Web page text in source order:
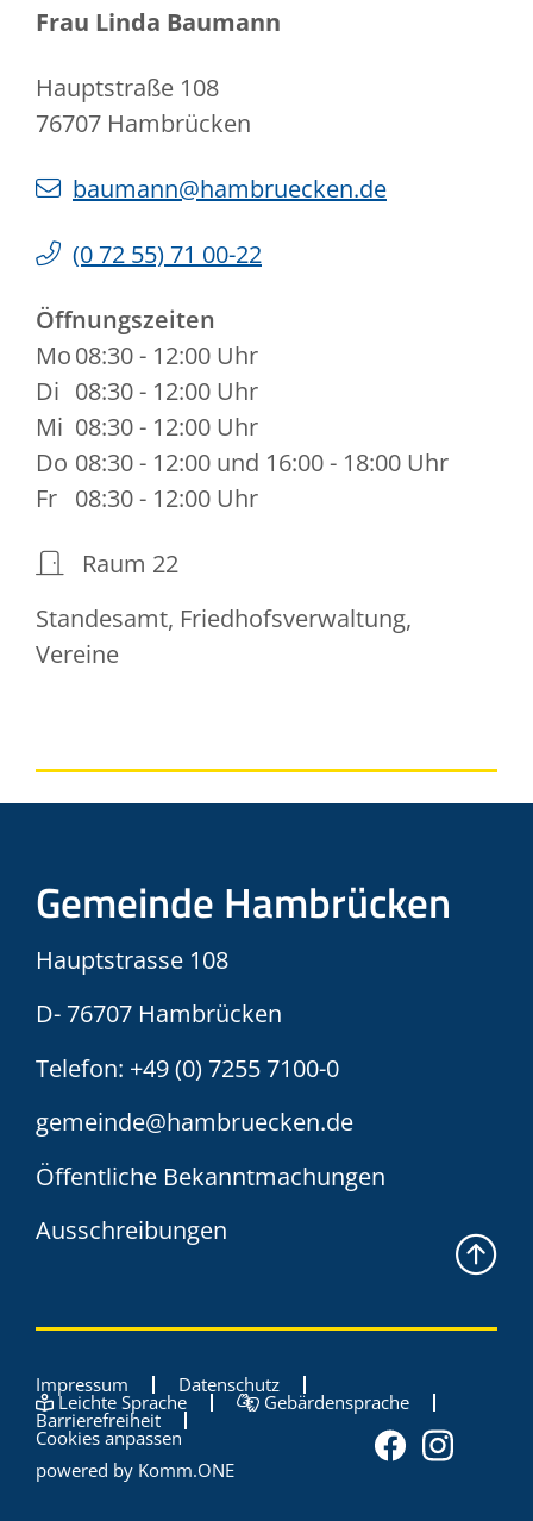
Frau Linda Baumann
Hauptstraße 108
76707 Hambrücken
baumann@hambruecken.de
(072 55) 71 00-22
Öffnungszeiten
Mo08:30 - 12:00 Uhr
Di 08:30 - 12:00 Uhr
Mi 08:30 - 12:00 Uhr
Do 08:30 - 12:00 und 16:00 - 18:00 Uhr
Fr 08:30 - 12:00 Uhr
Raum 22
Standesamt, Friedhofsverwaltung,
Vereine
Gemeinde Hambrücken
Hauptstrasse 108
D- 76707 Hambrücken
Telefon: +49 (0) 7255 7100-0
gemeinde@hambruecken.de
Öffentliche Bekanntmachungen
Ausschreibungen
Impressum Datenschutz
Leichte Sprache Gebärdensprache
Barrierefreiheit
Cookies anpassen
powered by Komm.ONE